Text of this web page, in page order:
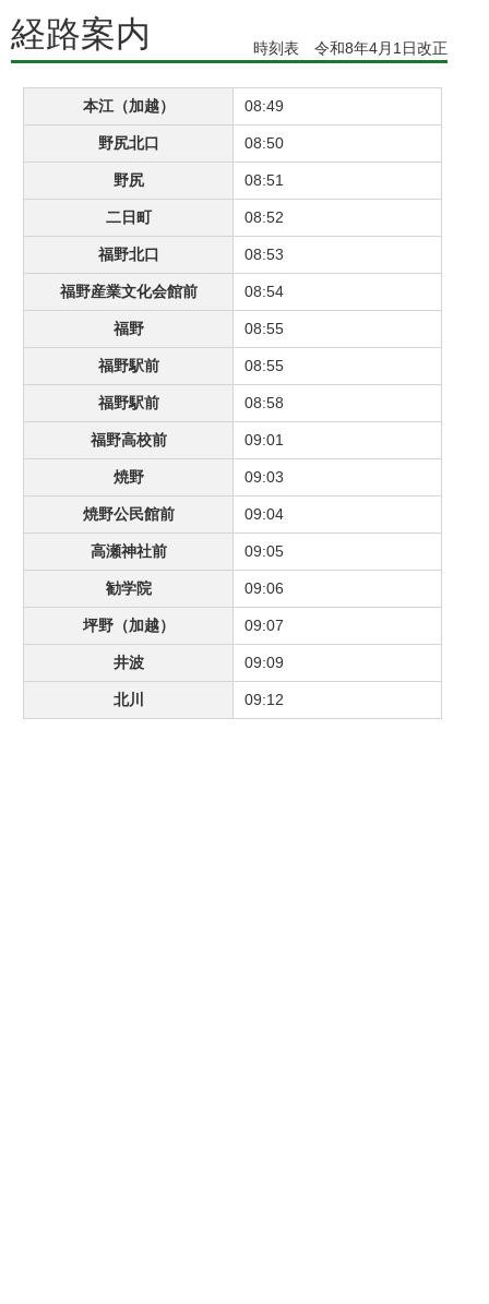
経路案内 時刻表 令和8年4月1日改正
本江（加越） 08:49
野尻北口 08:50
野尻 08:51
二日町 08:52
福野北口 08:53
福野産業文化会館前 08:54
福野 08:55
福野駅前 08:55
福野駅前 08:58
福野高校前 09:01
焼野 09:03
焼野公民館前 09:04
高瀬神社前 09:05
勧学院 09:06
坪野（加越） 09:07
井波 09:09
北川 09:12